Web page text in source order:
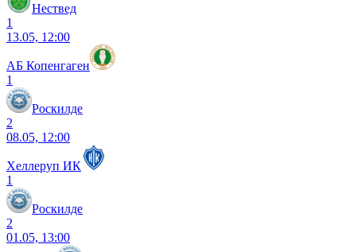
Нествед
1
13.05, 12:00
АБ Копенгаген
1
Роскилде
2
08.05, 12:00
Хеллеруп ИК
1
Роскилде
2
01.05, 13:00